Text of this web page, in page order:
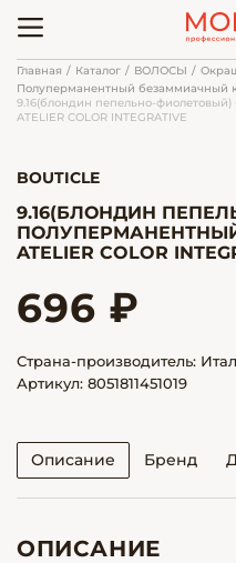
Главная Каталог ВОЛОСЫ
Полуперманентный безаммиачный
9.16(блондин пепельно-
ATELIER COLOR INTEGRATIVE
BOUTICLE
9.16(БЛОНДИН
ATELIER COLOR
696 ₽
Страна-производитель:
Артикул: 8051811451019
Описание Бренд
ОПИСАНИЕ